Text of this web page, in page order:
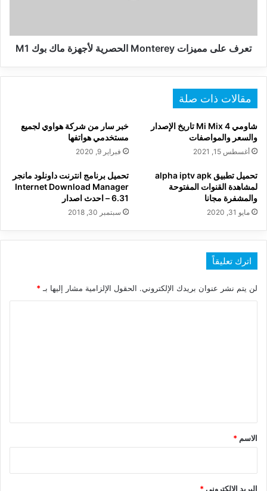
M1
تعرف على مميزات Monterey الحصرية لأجهزة ماك بوك M1
مقالات ذات صلة
شاومي Mi Mix 4 تاريخ الإصدار
والسعر والمواصفات
أغسطس 15, 2021
خبر سار من شركة هواوي لجميع
مستخدمي هواتفها
فبراير 9, 2020
تحميل تطبيق alpha iptv apk
لمشاهدة القنوات المفتوحة
والمشفرة مجانا
مايو 31, 2020
تحميل برنامج انترنت داونلود مانجر
Internet Download Manager
6.31 – احدث اصدار
سبتمبر 30, 2018
اترك تعليقاً
لن يتم نشر عنوان بريدك الإلكتروني. الحقول الإلزامية مشار إليها بـ *
*
الاسم *
البريد الإلكتروني*